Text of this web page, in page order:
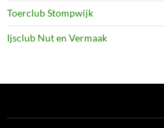
Toerclub Stompwijk
Ijsclub Nut en Vermaak